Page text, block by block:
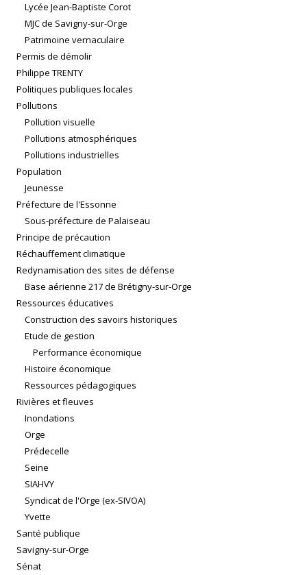
Lycée Jean-Baptiste Corot
MJC de Savigny-sur-Orge
Patrimoine vernaculaire
Permis de démolir
Philippe TRENTY
Politiques publiques locales
Pollutions
Pollution visuelle
Pollutions atmosphériques
Pollutions industrielles
Population
Jeunesse
Préfecture de l'Essonne
Sous-préfecture de Palaiseau
Principe de précaution
Réchauffement climatique
Redynamisation des sites de défense
Base aérienne 217 de Brétigny-sur-Orge
Ressources éducatives
Construction des savoirs historiques
Etude de gestion
Performance économique
Histoire économique
Ressources pédagogiques
Rivières et fleuves
Inondations
Orge
Prédecelle
Seine
SIAHVY
Syndicat de l'Orge (ex-SIVOA)
Yvette
Santé publique
Savigny-sur-Orge
Sénat